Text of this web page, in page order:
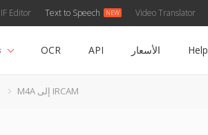
Editor Text to Speech Video Translator
OCR API الأسعار Help
M4A إلى IRCAM